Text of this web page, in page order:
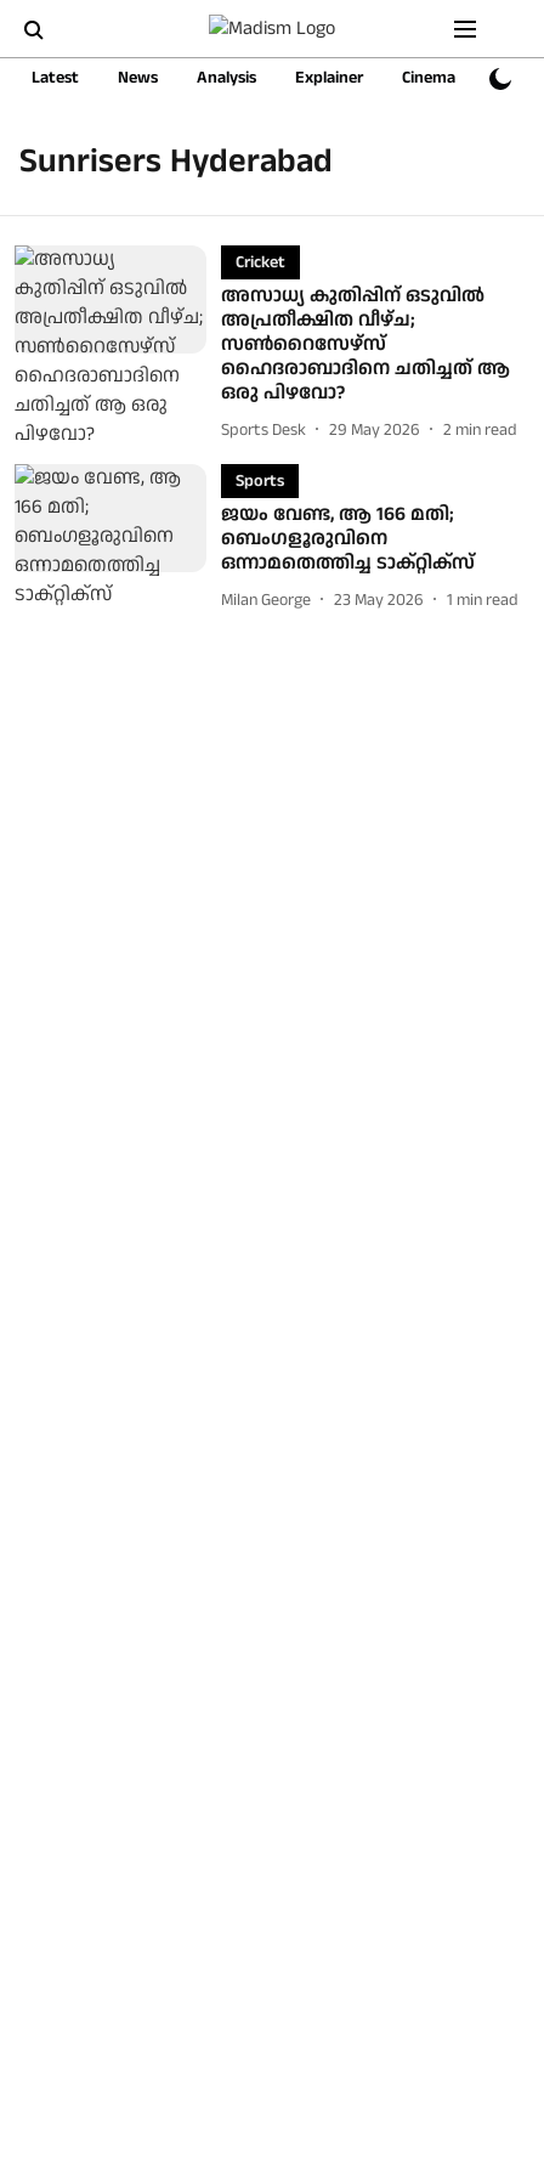
Latest News Analysis Explainer Cinema Sports
Sunrisers Hyderabad
Cricket
അസാധ്യ കുതിപ്പിന് ഒടുവിൽ
അപ്രതീക്ഷിത വീഴ്ച;
സൺറൈസേഴ്‌സ്
ഹൈദരാബാദിനെ ചതിച്ചത് ആ
ഒരു പിഴവോ?
Sports Desk 29 May 2026 2 min read
Sports
ജയം വേണ്ട, ആ 166 മതി;
ബെംഗളൂരുവിനെ
ഒന്നാമതെത്തിച്ച ടാക്റ്റിക്‌സ്
Milan George 23 May 2026 1 min read